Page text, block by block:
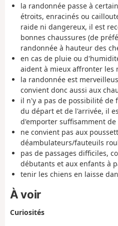
la randonnée passe à
étroits, enracinés ou
raide ni dangereux, il est
bonnes chaussures (de
randonnée à hauteur des
en cas de pluie ou
aident à mieux affronter les
la randonnée est
convient donc aussi aux
il n'y a pas de possibilité de
du départ et de l'arrivée, il
d'emporter suffisamment de
ne convient pas aux
déambulateurs/fauteuils
pas de passages difficiles,
débutants et aux enfants à
tenir les chiens en laisse
À voir
Curiosités